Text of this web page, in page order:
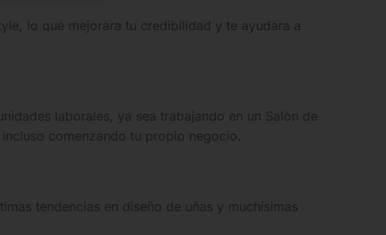
lo que mejorara tu credibilidad y te ayudara a
laborales, ya sea trabajando en un Salón de
comenzando tu propio negocio.
tendencias en diseño de uñas y muchísimas